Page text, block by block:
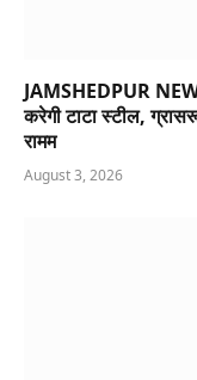
JAMSHEDPUR
करेगी टाटा स्टील,
रामम
August 3, 2026